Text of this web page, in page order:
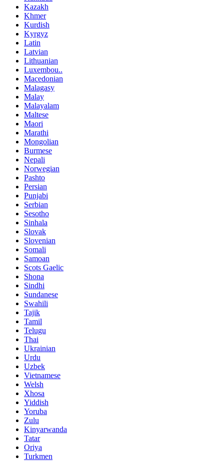
Kazakh
Khmer
Kurdish
Kyrgyz
Latin
Latvian
Lithuanian
Luxembou..
Macedonian
Malagasy
Malay
Malayalam
Maltese
Maori
Marathi
Mongolian
Burmese
Nepali
Norwegian
Pashto
Persian
Punjabi
Serbian
Sesotho
Sinhala
Slovak
Slovenian
Somali
Samoan
Scots Gaelic
Shona
Sindhi
Sundanese
Swahili
Tajik
Tamil
Telugu
Thai
Ukrainian
Urdu
Uzbek
Vietnamese
Welsh
Xhosa
Yiddish
Yoruba
Zulu
Kinyarwanda
Tatar
Oriya
Turkmen